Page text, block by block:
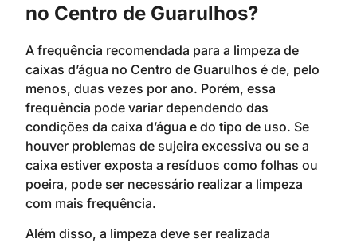
no Centro de Guarulhos?
A frequência recomendada para a limpeza de
caixas d’água no Centro de Guarulhos é de, pelo
menos, duas vezes por ano. Porém, essa
frequência pode variar dependendo das
condições da caixa d’água e do tipo de uso. Se
houver problemas de sujeira excessiva ou se a
caixa estiver exposta a resíduos como folhas ou
poeira, pode ser necessário realizar a limpeza
com mais frequência.
Além disso, a limpeza deve ser realizada